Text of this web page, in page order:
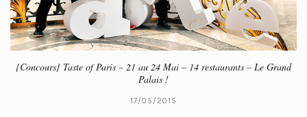
{Concours} Taste of Paris – 21 au 24 Mai – 14 restaurants – Le Grand
Palais !
17/05/2015